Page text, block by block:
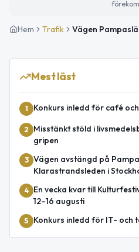
Hem Trafik
Mest läst
1 Konkurs inledd för café
2
Misstänkt stöld i
gripen
3 Vägen avstängd på
Klarastrandsleden i
4
En vecka kvar till
12–16 augusti
5 Konkurs inledd för IT- och